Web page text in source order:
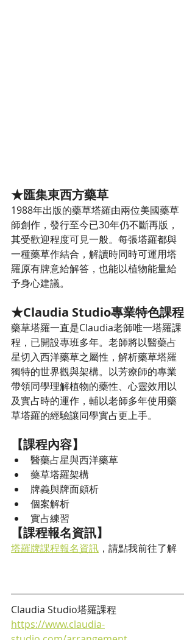
★匯集東西方藥草
1988年出版的藥草塔羅由兩位美國藥草
師創作，發行至今已30年仍不斷再版，
其受歡迎程度可見一般。每張塔羅都與
一種藥草作結合，解讀時同時可運用塔
羅原有牌意給解答，也能以植物能量給
予身心建議。
★Claudia Studio專業特色課程
藥草塔羅一直是Claudia老師唯一塔羅課
程，已開設專班多年。老師將以醫藥占
星切入西洋藥草之屬性，解析藥草塔羅
獨特的世界觀與架構。以芳療師的專業
帶領同學理解植物的藥性、心靈效用以
及實占時的運作，輔以老師多年使用藥
草塔羅的經驗讓同學實占更上手。
【課程內容】
醫藥占星與西洋藥草
藥草塔羅架構
牌義與牌面頗析
個案解析
實占練習
【課程報名資訊】
塔羅牌課程報名資訊 ，請點我前往了解
Claudia Studio塔羅課程
https://www.claudia-